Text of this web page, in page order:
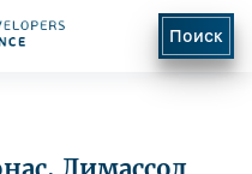
Поиск